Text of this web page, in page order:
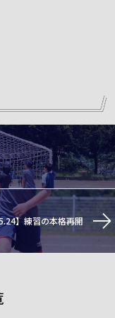
】練習の本格再開